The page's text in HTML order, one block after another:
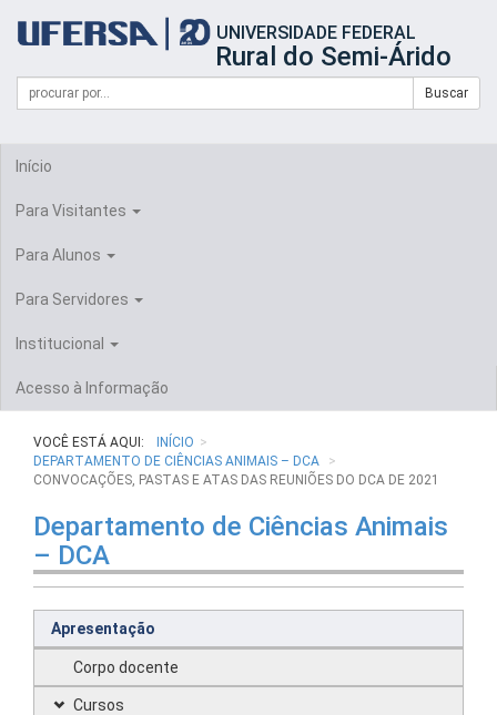
portal
UFERSA
UNIVERSIDADE FEDERAL
Rural do Semi-Árido
Formulário
Busca
Campo
de
Buscar
Início
Para Visitantes
Para Alunos
Para Servidores
Institucional
Acesso à Informação
VOCÊ ESTÁ AQUI:
INÍCIO
DEPARTAMENTO DE CIÊNCIAS ANIMAIS – DCA
CONVOCAÇÕES, PASTAS E ATAS DAS REUNIÕES DO DCA DE 2021
Departamento de Ciências Animais
– DCA
Apresentação
Corpo docente
Cursos